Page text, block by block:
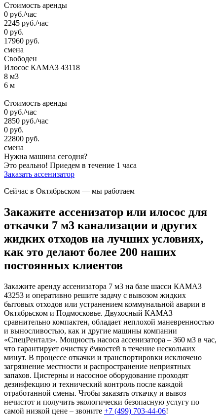
Стоимость аренды
0 руб./час
2245 руб./час
0 руб.
17960 руб.
смена
Свободен
Илосос КАМАЗ 43118
8 м3
6 м
Стоимость аренды
0 руб./час
2850 руб./час
0 руб.
22800 руб.
смена
Нужна машина сегодня?
Это реально! Приедем в течение 1 часа
Заказать ассенизатор
Сейчас в Октябрьском — мы работаем
Закажите ассенизатор или илосос для
откачки 7 м3 канализации и других
жидких отходов на лучших условиях,
как это делают более 200 наших
постоянных клиентов
Закажите аренду ассенизатора 7 м3 на базе шасси КАМАЗ
43253 и оперативно решите задачу с вывозом жидких
бытовых отходов или устранением коммунальной аварии в
Октябрьском и Подмосковье. Двухосный КАМАЗ
сравнительно компактен, обладает неплохой маневренностью
и выносливостью, как и другие машины компании
«СпецРенталз». Мощность насоса ассенизатора – 360 м3 в час,
что гарантирует очистку ёмкостей в течение нескольких
минут. В процессе откачки и транспортировки исключено
загрязнение местности и распространение неприятных
запахов. Цистерны и насосное оборудование проходят
дезинфекцию и технический контроль после каждой
отработанной смены. Чтобы заказать откачку и вывоз
нечистот и получить экологически безопасную услугу по
самой низкой цене – звоните +7 (499) 703-44-06!